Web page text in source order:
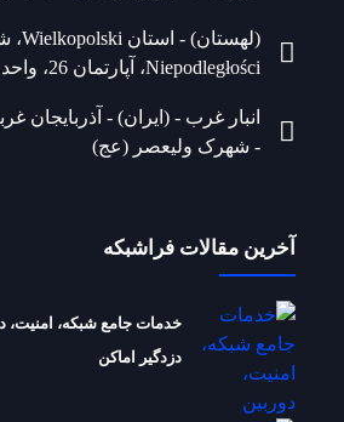
Niepodległości، آپارتمان 26، واحد 202
انبار غرب - (ایران) -
- شهرک ولیعصر (عج)
آخرین مقالات فراشبکه
خدمات جامع شبکه، امنیت،
دزدگیر اماکن